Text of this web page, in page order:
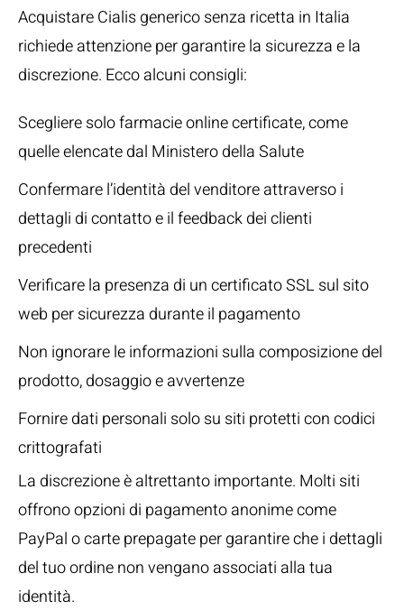
Acquistare Cialis generico senza ricetta in Italia
richiede attenzione per garantire la sicurezza e la
discrezione. Ecco alcuni consigli:
Scegliere solo farmacie online certificate, come
quelle elencate dal Ministero della Salute
Confermare l’identità del venditore attraverso i
dettagli di contatto e il feedback dei clienti
precedenti
Verificare la presenza di un certificato SSL sul sito
web per sicurezza durante il pagamento
Non ignorare le informazioni sulla composizione del
prodotto, dosaggio e avvertenze
Fornire dati personali solo su siti protetti con codici
crittografati
La discrezione è altrettanto importante. Molti siti
offrono opzioni di pagamento anonime come
PayPal o carte prepagate per garantire che i dettagli
del tuo ordine non vengano associati alla tua
identità.